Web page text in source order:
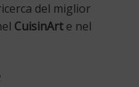
del miglior
CuisinArt e nel